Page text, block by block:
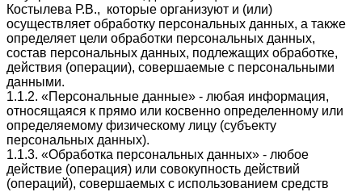
Костылева Р.В., которые организуют и (или)
осуществляет обработку персональных данных, а также
определяет цели обработки персональных данных,
состав персональных данных, подлежащих обработке,
действия (операции), совершаемые с персональными
данными.
1.1.2. «Персональные данные» - любая информация,
относящаяся к прямо или косвенно определенному или
определяемому физическому лицу (субъекту
персональных данных).
1.1.3. «Обработка персональных данных» - любое
действие (операция) или совокупность действий
(операций), совершаемых с использованием средств